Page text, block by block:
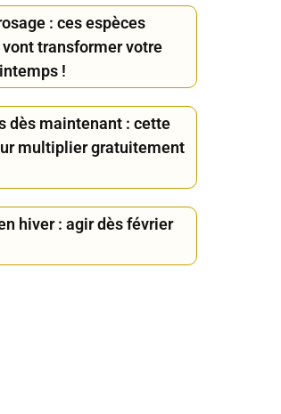
: ces espèces
transformer votre
!
dès maintenant : cette
multiplier gratuitement
hiver : agir dès février